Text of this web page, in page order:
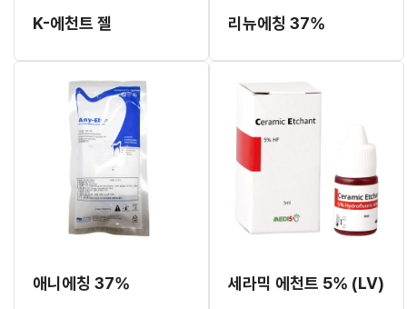
K-에천트 젤 리뉴에칭 37%
애니에칭 37% 세라믹 에천트 5% (LV)